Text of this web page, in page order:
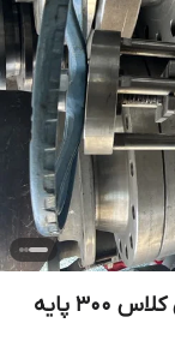
شیر سوزنی 3 اینچ فلنج دار ریس فیس کلاس 300 پایه